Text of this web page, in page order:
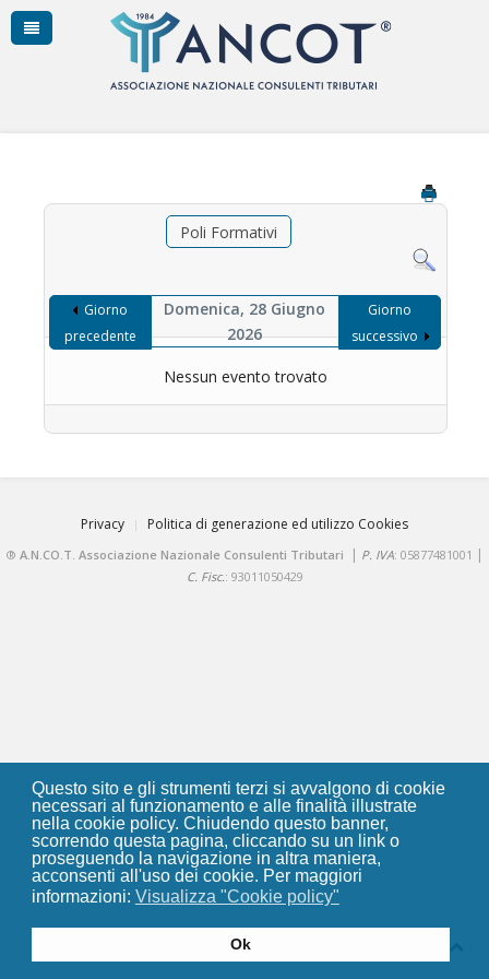
Questo sito e gli strumenti terzi si avvalgono di cookie
necessari al funzionamento e alle finalità illustrate
nella cookie policy. Chiudendo questo banner,
scorrendo questa pagina, cliccando su un link o
proseguendo la navigazione in altra maniera,
acconsenti all'uso dei cookie. Per maggiori
informazioni: Visualizza "Cookie policy"
Ok
Poli Formativi
Giorno
precedente
Domenica, 28 Giugno
2026
Giorno
successivo
Nessun evento trovato
Privacy Politica di generazione ed utilizzo Cookies
® A.N.CO.T. Associazione Nazionale Consulenti Tributari | P. IVA: 05877481001 |
C. Fisc.: 93011050429